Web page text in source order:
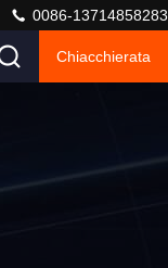
0086-13714858283
Chiacchierata